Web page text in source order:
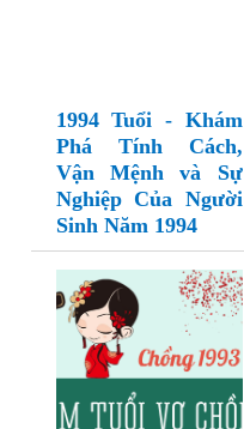
1994 Tuổi - Khám
Phá Tính Cách,
Vận Mệnh và Sự
Nghiệp Của Người
Sinh Năm 1994